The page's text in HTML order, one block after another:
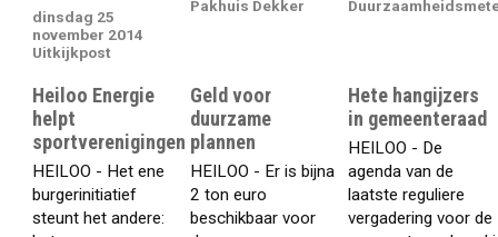
dinsdag 25
november 2014
Uitkijkpost
Pakhuis Dekker
Heiloo Energie
helpt
sportverenigingen
HEILOO - Het ene
burgerinitiatief
steunt het andere:
Geld voor
duurzame
plannen
HEILOO - Er is bijna
2 ton euro
beschikbaar voor
Hete hangijzers
in gemeenteraad
HEILOO - De
agenda van de
laatste reguliere
vergadering voor de